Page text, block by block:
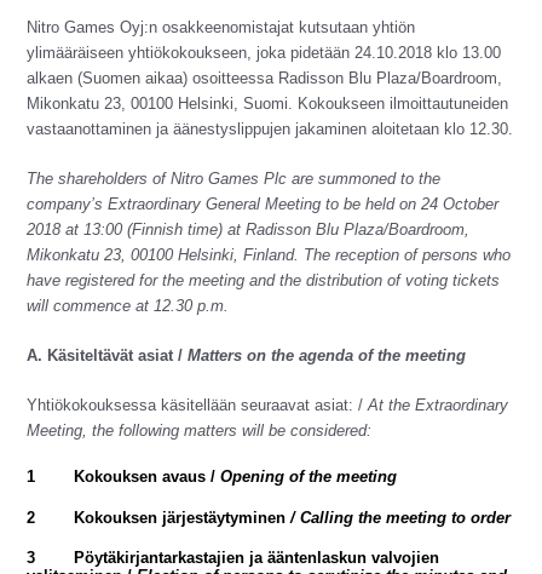
Nitro Games Oyj:n osakkeenomistajat kutsutaan yhtiön
ylimääräiseen yhtiökokoukseen, joka pidetään 24.10.2018 klo 13.00
alkaen (Suomen aikaa) osoitteessa Radisson Blu Plaza/Boardroom,
Mikonkatu 23, 00100 Helsinki, Suomi
Kokoukseen ilmoittautuneiden
vastaanottaminen ja äänestyslippujen jakaminen aloitetaan klo 12.30.
The shareholders of Nitro Games Plc are summoned to the
company’s Extraordinary General Meeting to be held on 24 October
2018 at 13:00 (Finnish time) at Radisson Blu Plaza/Boardroom,
Mikonkatu 23, 00100 Helsinki, Finland. The reception of persons who
have registered for the meeting and the distribution of voting tickets
will commence at 12.30 p.m.
A. Käsiteltävät asiat /Matters on the agenda of the meeting
Yhtiökokouksessa käsitellään seuraavat asiat: /At the Extraordinary
Meeting, the following matters will be considered:
1 Kokouksen avaus /Opening of the meeting
2 Kokouksen järjestäytyminen / Calling the meeting to order
3
Pöytäkirjantarkastajien ja ääntenlaskun valvojien